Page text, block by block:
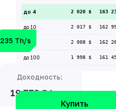
235 Th/s
Доходность:
19 773 ₽/мес
до 4 2 020 $ 163
до 10 2 017 $ 162
до 50 2 008 $ 162
до 100 1 998 $ 161
Купить